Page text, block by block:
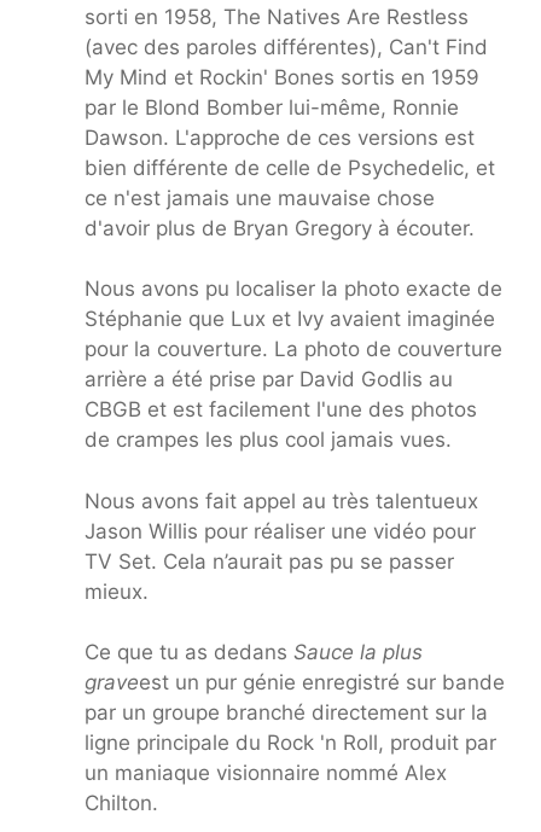
sorti en 1958, The Natives Are Restless
(avec des paroles différentes), Can't Find
My Mind et Rockin' Bones sortis en 1959
par le Blond Bomber lui-même, Ronnie
Dawson. L'approche de ces versions est
bien différente de celle de Psychedelic, et
ce n'est jamais une mauvaise chose
d'avoir plus de Bryan Gregory à écouter.
Nous avons pu localiser la photo exacte de
Stéphanie que Lux et Ivy avaient imaginée
pour la couverture. La photo de couverture
arrière a été prise par David Godlis au
CBGB et est facilement l'une des photos
de crampes les plus cool jamais vues.
Nous avons fait appel au très talentueux
Jason Willis pour réaliser une vidéo pour
TV Set. Cela n’aurait pas pu se passer
mieux.
Ce que tu as dedans Sauce la plus
graveest un pur génie enregistré sur bande
par un groupe branché directement sur la
ligne principale du Rock 'n Roll, produit par
un maniaque visionnaire nommé Alex
Chilton.